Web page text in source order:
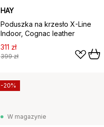
HAY
Poduszka na krzesło X-Line
Indoor, Cognac leather
311 zł
399 zł
W magazynie
-20%